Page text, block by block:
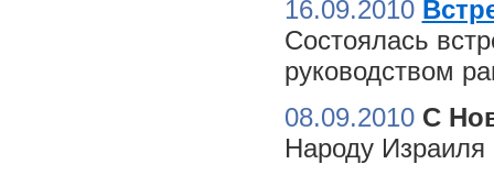
16.09.2010
Состоялась
руководством
08.09.2010 С
Народу Израиля